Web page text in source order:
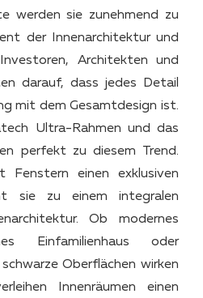
werden sie zunehmend zu
der Innenarchitektur und
Architekten und
darauf, dass jedes Detail
mit dem Gesamtdesign ist.
Ultra-Rahmen und das
perfekt zu diesem Trend.
Fenstern einen exklusiven
sie zu einem integralen
Ob modernes
Einfamilienhaus oder
Oberflächen wirken
Innenräumen einen